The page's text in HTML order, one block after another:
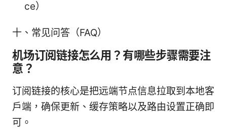
ce）
十、常见问答（FAQ）
机场订阅链接怎么用？有哪些步骤需要注
意？
订阅链接的核心是把远端节点信息拉取到本地客
户端，确保更新、缓存策略以及路由设置正确即
可。